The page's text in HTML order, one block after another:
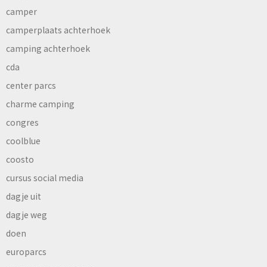
camper
camperplaats achterhoek
camping achterhoek
cda
center parcs
charme camping
congres
coolblue
coosto
cursus social media
dagje uit
dagje weg
doen
europarcs